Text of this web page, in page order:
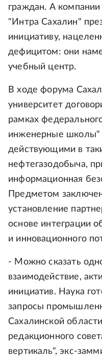
граждан. А
"Интра Сахалин"
инициативу,
дефицитом: они
учебный центр.
В ходе форума
университет
рамках
инженерные школы"
действующими в
нефтегазодобыча,
информационная
Предметом
установление
основе интеграции
и инновационного
- Можно сказать
взаимодействие,
инициатив. Наука
запросы
Сахалинской
редакционного
вертикаль", экс-